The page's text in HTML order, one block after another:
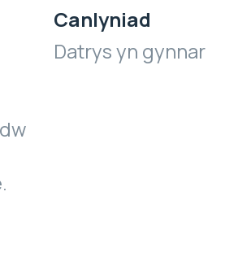
Canlyniad
Datrys yn gynnar